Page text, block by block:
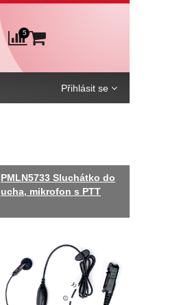
PMLN5733 Sluchátko do
ucha, mikrofon s PTT
Přihlásit se
5